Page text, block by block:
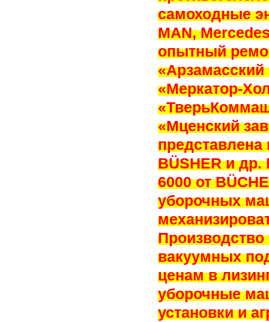
самоходные
MAN,
опытный
«Меркатор-
«Мценский
BÜSHER и
6000 от
уборочных
вакуумных
ценам в
уборочные
установки и